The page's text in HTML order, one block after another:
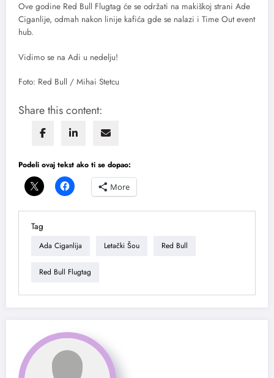
Ove godine Red Bull Flugtag će se održati na makiškoj strani Ade
Ciganlije, odmah nakon linije kafića gde se nalazi i Time Out event
hub.
Vidimo se na Adi u nedelju!
Foto: Red Bull / Mihai Stetcu
Share this content:
Podeli ovaj tekst ako ti se dopao:
More
Tag
Ada Ciganlija Letački Šou Red Bull
Red Bull Flugtag